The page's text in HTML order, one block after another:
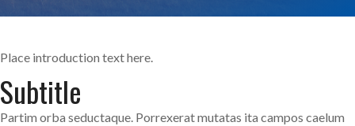
Place introduction text here.
Subtitle
Partim orba seductaque. Porrexerat mutatas ita campos caelum